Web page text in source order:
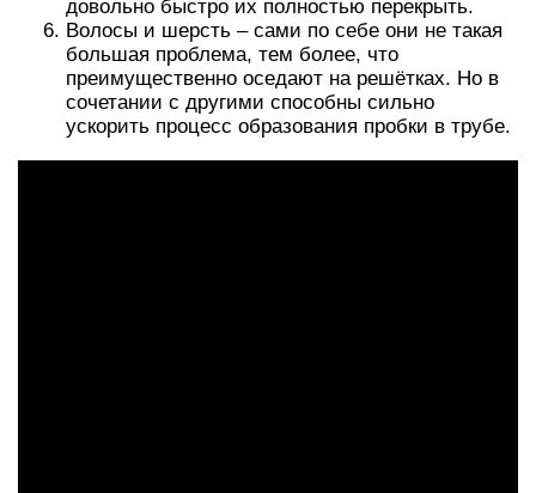
довольно быстро их полностью перекрыть.
Волосы и шерсть – сами по себе они не такая
большая проблема, тем более, что
преимущественно оседают на решётках. Но в
сочетании с другими способны сильно
ускорить процесс образования пробки в трубе.